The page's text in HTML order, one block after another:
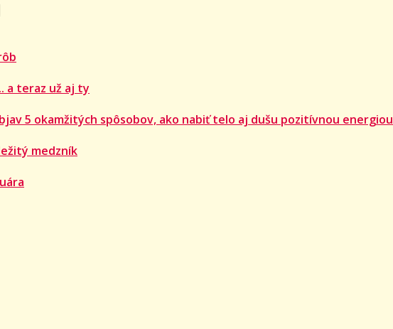
a teraz už aj ty
5 okamžitých spôsobov, ako nabiť telo aj dušu pozitívnou energiou
medzník